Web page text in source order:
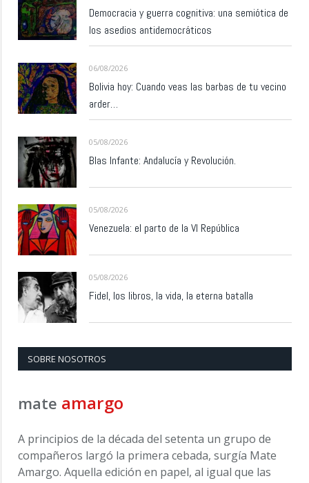
Democracia y guerra cognitiva: una semiótica de
los asedios antidemocráticos
06/08/2026
Bolivia hoy: Cuando veas las barbas de tu vecino
arder…
05/08/2026
Blas Infante: Andalucía y Revolución.
05/08/2026
Venezuela: el parto de la VI República
05/08/2026
Fidel, los libros, la vida, la eterna batalla
SOBRE NOSOTROS
mate amargo
A principios de la década del setenta un grupo de
compañeros largó la primera cebada, surgía Mate
Amargo. Aquella edición en papel, al igual que las